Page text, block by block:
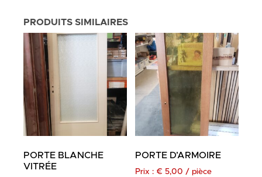
PRODUITS SIMILAIRES
PORTE BLANCHE
VITRÉE
PORTE D’ARMOIRE
Prix : € 5,00 / pièce